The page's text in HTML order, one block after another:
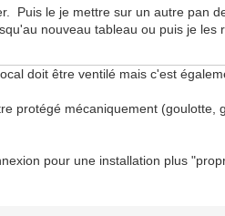
Puis le je mettre sur un autre pan
nouveau tableau ou puis je les
doit être ventilé mais c'est
protégé mécaniquement (goulotte,
pour une installation plus